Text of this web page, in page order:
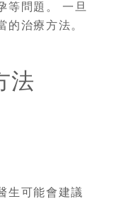
等問題。 一旦
的治療方法。
法
生可能會建議